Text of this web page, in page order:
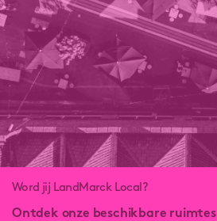
Word jij LandMarck Local?
Ontdek onze beschikbare ruimtes